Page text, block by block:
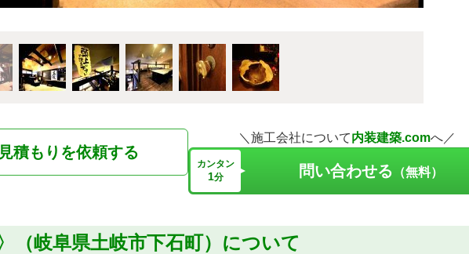
積もりを依頼する
＼施工会社について内装建築.comへ／
カンタン
1分 問い合わせる （無料）
（岐阜県土岐市下石町）について